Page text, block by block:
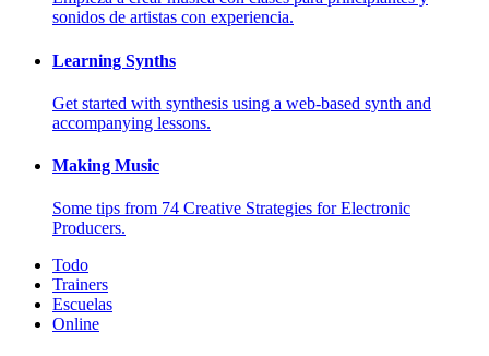
sonidos de artistas con experiencia.
Learning Synths
Get started with synthesis using a web-based synth and
accompanying lessons.
Making Music
Some tips from 74 Creative Strategies for Electronic
Producers.
Todo
Trainers
Escuelas
Online